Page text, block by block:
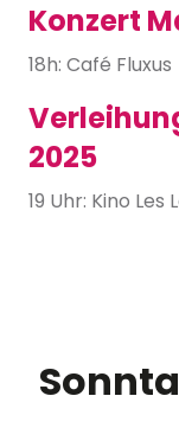
Konzert
18h: Café Fluxus
2025
19 Uhr: Kino Les